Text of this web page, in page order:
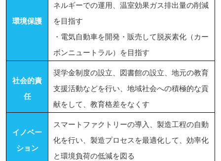
環境保護
ネルギーでの運用、温室効果ガス排出量の削減
を目指す
・電気自動車を開発・販売して脱炭素化（カー
ボンニュートラル）を目指す
社会的責
任
奨学金制度の設立、図書館の設立、地元の教育
支援活動などを行い、地域社会への積極的な貢
献をして、教育格差をなくす
イノベー
ション
スマートファクトリーの導入、製造工程の自動
化を行い、製造プロセスを最適化して、効率化
と環境負荷の低減を図る